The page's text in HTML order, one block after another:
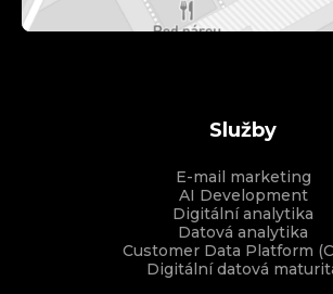
Služby
E-mail marketing
AI Development
Digitální analytika
Datová analytika
Customer Data Platform
Digitální datová